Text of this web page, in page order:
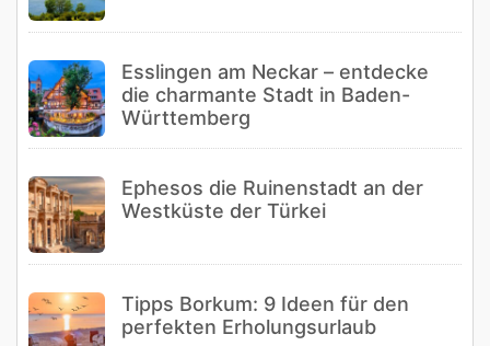
Esslingen am Neckar – entdecke
die charmante Stadt in Baden-
Württemberg
Ephesos die Ruinenstadt an der
Westküste der Türkei
Tipps Borkum: 9 Ideen für den
perfekten Erholungsurlaub